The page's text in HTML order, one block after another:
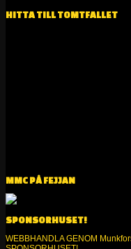
HITTA TILL TOMTFALLET
MMC PÅ FEJJAN
SPONSORHUSET!
WEBBHANDLA GENOM